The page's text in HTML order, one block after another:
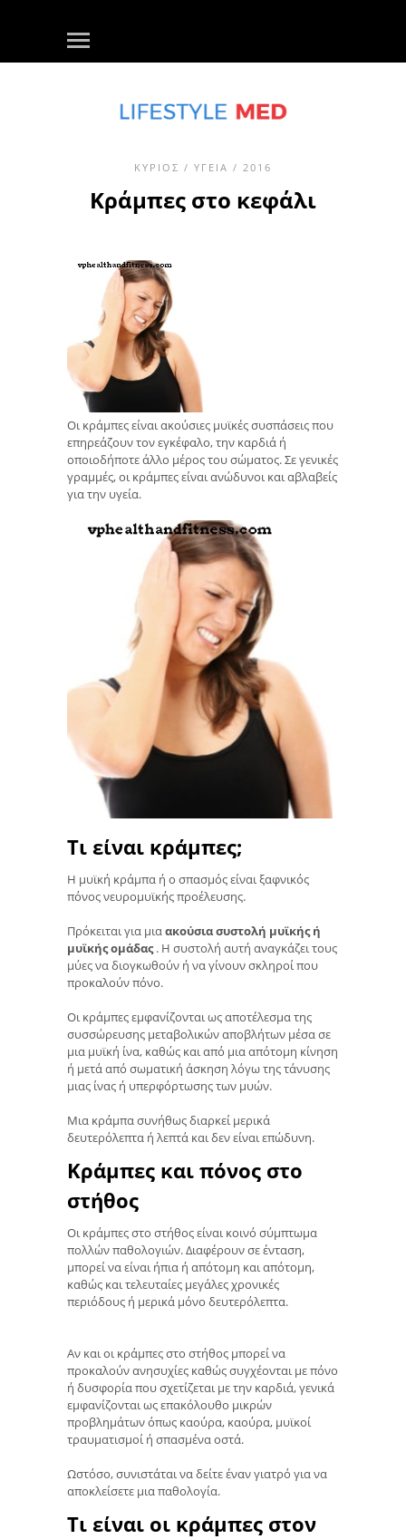
ΚΎΡΙΟΣ / ΥΓΕΊΑ / 2016
Κράμπες στο κεφάλι
Οι κράμπες είναι ακούσιες μυϊκές συσπάσεις που
επηρεάζουν τον εγκέφαλο, την καρδιά ή
οποιοδήποτε άλλο μέρος του σώματος. Σε γενικές
γραμμές, οι κράμπες είναι ανώδυνοι και αβλαβείς
για την υγεία.
Τι είναι κράμπες;
Η μυϊκή κράμπα ή ο σπασμός είναι ξαφνικός
πόνος νευρομυϊκής προέλευσης.
Πρόκειται για μιαακούσια συστολή μυϊκής ή
μυϊκής ομάδας. Η συστολή αυτή αναγκάζει τους
μύες να διογκωθούν ή να γίνουν σκληροί που
προκαλούν πόνο.
Οι κράμπες εμφανίζονται ως αποτέλεσμα της
συσσώρευσης μεταβολικών αποβλήτων μέσα σε
μια μυϊκή ίνα, καθώς και από μια απότομη κίνηση
ή μετά από σωματική άσκηση λόγω της τάνυσης
μιας ίνας ή υπερφόρτωσης των μυών.
Μια κράμπα συνήθως διαρκεί μερικά
δευτερόλεπτα ή λεπτά και δεν είναι επώδυνη.
Κράμπες και πόνος στο
στήθος
Οι κράμπες στο στήθος είναι κοινό σύμπτωμα
πολλών παθολογιών. Διαφέρουν σε ένταση,
μπορεί να είναι ήπια ή απότομη και απότομη,
καθώς και τελευταίες μεγάλες χρονικές
περιόδους ή μερικά μόνο δευτερόλεπτα.
Αν και οι κράμπες στο στήθος μπορεί να
προκαλούν ανησυχίες καθώς συγχέονται με πόνο
ή δυσφορία που σχετίζεται με την καρδιά, γενικά
εμφανίζονται ως επακόλουθο μικρών
προβλημάτων όπως καούρα, καούρα, μυϊκοί
τραυματισμοί ή σπασμένα οστά.
Ωστόσο, συνιστάται να δείτε έναν γιατρό για να
αποκλείσετε μια παθολογία.
Τι είναι οι κράμπες στον